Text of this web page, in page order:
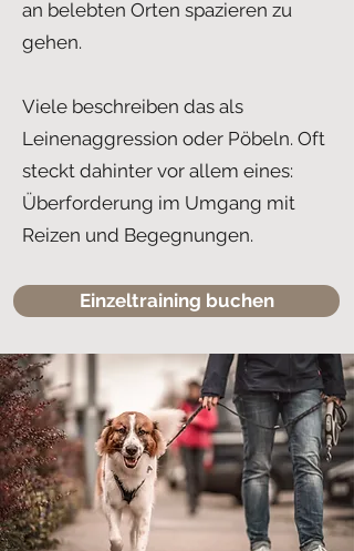
an belebten Orten spazieren zu
gehen.
Viele beschreiben das als
Leinenaggression oder Pöbeln. Oft
steckt dahinter vor allem eines:
Überforderung im Umgang mit
Reizen und Begegnungen.
Einzeltraining buchen